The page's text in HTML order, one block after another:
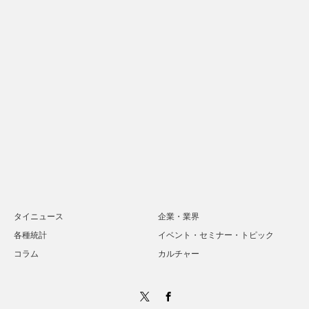
タイニュース
企業・業界
各種統計
イベント・セミナー・トピック
コラム
カルチャー